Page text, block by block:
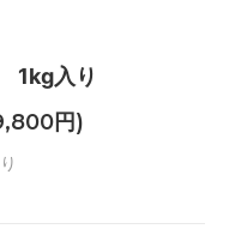
1kg入り
円)